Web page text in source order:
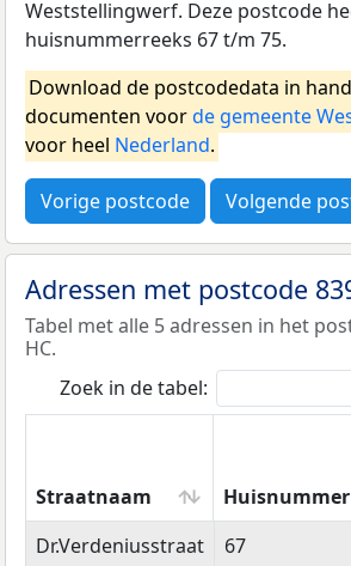
Weststellingwerf. Deze postcode
huisnummerreeks 67 t/m 75.
Download de postcodedata in
documenten voorde gemeente
voor heel Nederland.
Vorige postcode Volgende
Adressen met postcode
Tabel met alle 5 adressen in het
HC.
Zoek in de tabel:
Straatnaam Huisnummer
Straatnaam
Huisnummer
Dr.Verdeniusstraat 67